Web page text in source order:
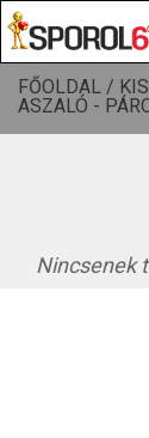
FŐOLDAL /
ASZALÓ -
Nincsenek